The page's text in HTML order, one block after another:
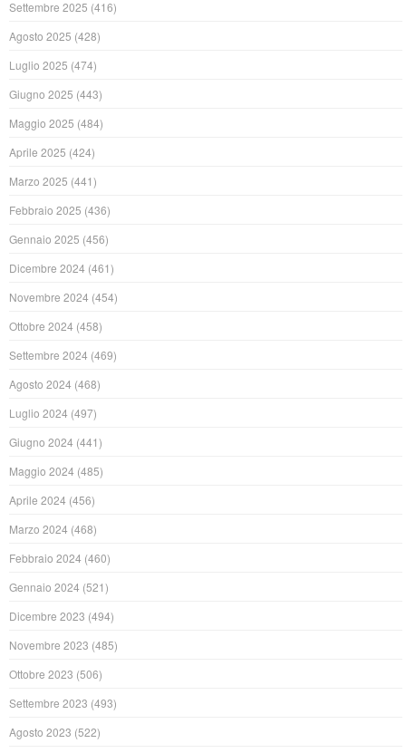
Settembre 2025 (416)
Agosto 2025 (428)
Luglio 2025 (474)
Giugno 2025 (443)
Maggio 2025 (484)
Aprile 2025 (424)
Marzo 2025 (441)
Febbraio 2025 (436)
Gennaio 2025 (456)
Dicembre 2024 (461)
Novembre 2024 (454)
Ottobre 2024 (458)
Settembre 2024 (469)
Agosto 2024 (468)
Luglio 2024 (497)
Giugno 2024 (441)
Maggio 2024 (485)
Aprile 2024 (456)
Marzo 2024 (468)
Febbraio 2024 (460)
Gennaio 2024 (521)
Dicembre 2023 (494)
Novembre 2023 (485)
Ottobre 2023 (506)
Settembre 2023 (493)
Agosto 2023 (522)